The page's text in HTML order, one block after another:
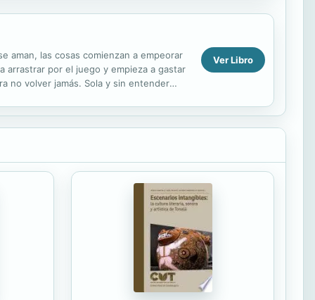
aman, las cosas comienzan a empeorar
arrastrar por el juego y empieza a gastar
no volver jamás. Sola y sin entender
Ver Libro